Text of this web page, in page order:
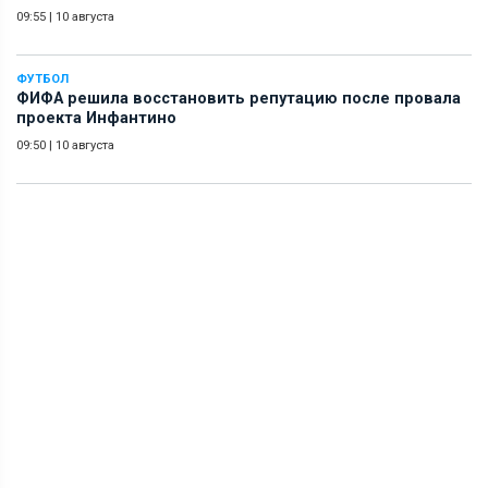
09:55 | 10 августа
ФУТБОЛ
ФИФА решила восстановить репутацию после провала
проекта Инфантино
09:50 | 10 августа